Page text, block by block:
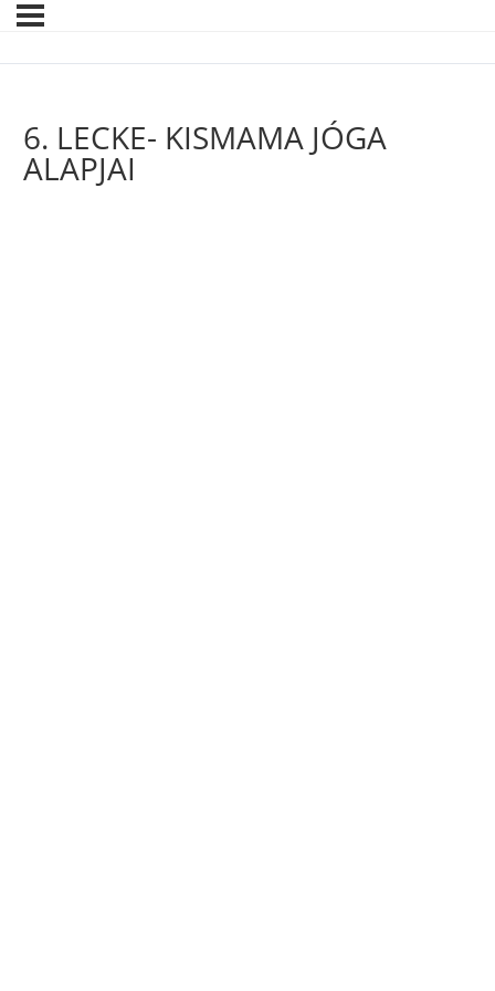
6. LECKE- KISMAMA JÓGA
ALAPJAI